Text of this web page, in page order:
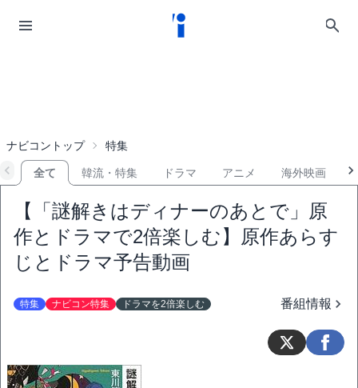
ナビコントップ 特集
全て 韓流・特集 ドラマ アニメ 海外映画
【「謎解きはディナーのあとで」原
作とドラマで2倍楽しむ】原作あらす
じとドラマ予告動画
特集 ナビコン特集 ドラマを2倍楽しむ 番組情報